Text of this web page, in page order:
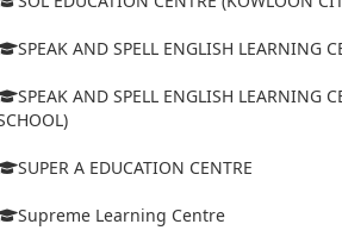
SPEAK AND SPELL ENGLISH LEARNING
SPEAK AND SPELL ENGLISH LEARNING
SUPER A EDUCATION CENTRE
Supreme Learning Centre